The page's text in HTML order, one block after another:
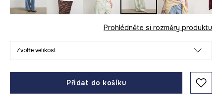
Prohlédněte si rozměry produktu
Zvolte velikost
Přidat do košíku